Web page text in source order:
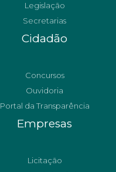
Legislação
Secretarias
Cidadão
Concursos
Ouvidoria
Portal da Transparência
Empresas
Licitação